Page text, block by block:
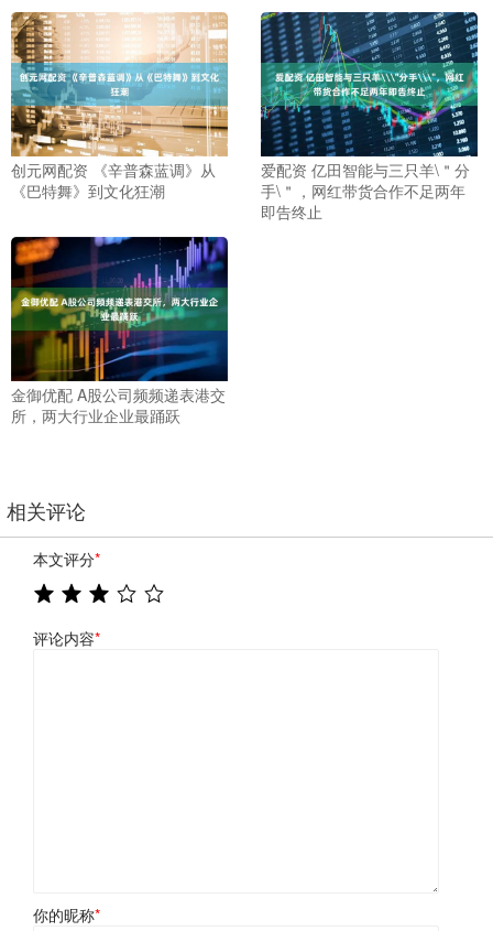
创元网配资 《辛普森蓝调》从
《巴特舞》到文化狂潮
爱配资 亿田智能与三只羊\＂分
手\＂，网红带货合作不足两年
即告终止
金御优配 A股公司频频递表港交
所，两大行业企业最踊跃
相关评论
本文评分*
评论内容*
你的昵称*